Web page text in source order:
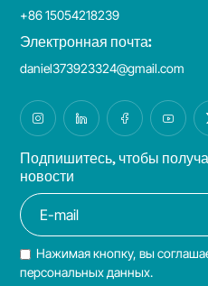
+86 15054218239
Электронная почта:
daniel373923324@gmail.com
Подпишитесь, чтобы
новости
Нажимая кнопку, вы
персональных данных.